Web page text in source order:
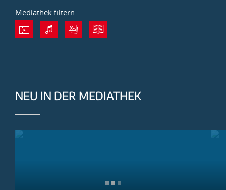
Mediathek filtern:
NEU IN DER MEDIATHEK